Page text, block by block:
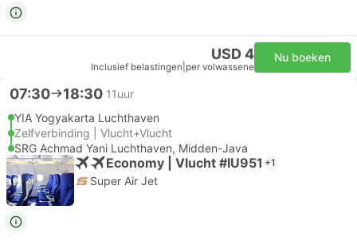
USD 4
Inclusief belastingen per volwassene
Nu boeken
07:30 18:30 11uur
YIA Yogyakarta Luchthaven
Zelfverbinding | Vlucht+Vlucht
SRG Achmad Yani Luchthaven, Midden-Java
Economy | Vlucht #IU951 +1
Super Air Jet